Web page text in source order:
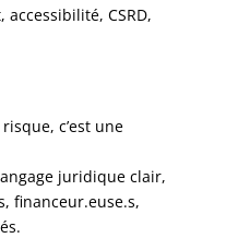
accessibilité, CSRD,
c’est une
juridique clair,
financeur.euse.s,